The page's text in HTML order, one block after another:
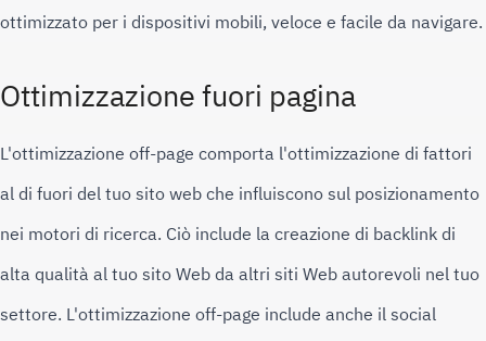
ottimizzato per i dispositivi mobili, veloce e facile da navigare.
Ottimizzazione fuori pagina
L'ottimizzazione off-page comporta l'ottimizzazione di fattori
al di fuori del tuo sito web che influiscono sul posizionamento
nei motori di ricerca. Ciò include la creazione di backlink di
alta qualità al tuo sito Web da altri siti Web autorevoli nel tuo
settore. L'ottimizzazione off-page include anche il social